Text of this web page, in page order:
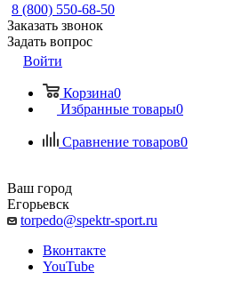
8 (800) 550-68-50
Заказать звонок
Задать вопрос
Войти
Корзина0
Избранные товары0
Сравнение товаров0
Ваш город
Егорьевск
torpedo@spektr-sport.ru
Вконтакте
YouTube